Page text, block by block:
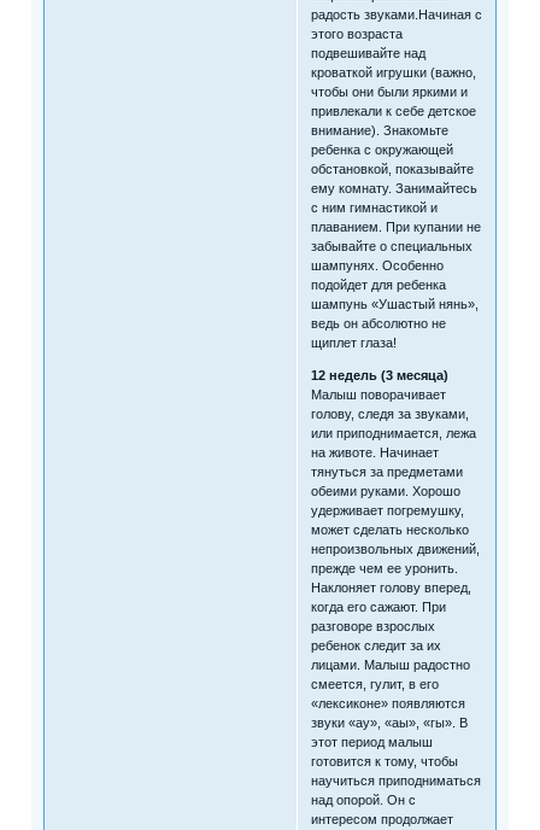
радость звуками.Начиная с
этого возраста
подвешивайте над
кроваткой игрушки (важно,
чтобы они были яркими и
привлекали к себе детское
внимание). Знакомьте
ребенка с окружающей
обстановкой, показывайте
ему комнату. Занимайтесь
с ним гимнастикой и
плаванием. При купании не
забывайте о специальных
шампунях. Особенно
подойдет для ребенка
шампунь «Ушастый нянь»,
ведь он абсолютно не
щиплет глаза!
12 недель (3 месяца)
Малыш поворачивает
голову, следя за звуками,
или приподнимается, лежа
на животе. Начинает
тянуться за предметами
обеими руками. Хорошо
удерживает погремушку,
может сделать несколько
непроизвольных движений,
прежде чем ее уронить.
Наклоняет голову вперед,
когда его сажают. При
разговоре взрослых
ребенок следит за их
лицами. Малыш радостно
смеется, гулит, в его
«лексиконе» появляются
звуки «ау», «аы», «гы». В
этот период малыш
готовится к тому, чтобы
научиться приподниматься
над опорой. Он с
интересом продолжает